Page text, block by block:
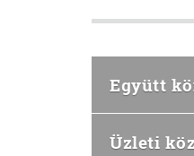
Együtt
Üzleti